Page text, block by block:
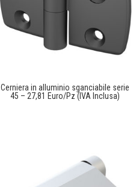
Cerniera in alluminio sganciabile serie
45 – 27,81 Euro/Pz (IVA Inclusa)